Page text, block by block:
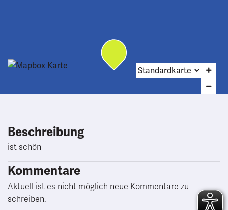
Beschreibung
ist schön
Kommentare
Aktuell ist es nicht möglich neue Kommentare zu
schreiben.